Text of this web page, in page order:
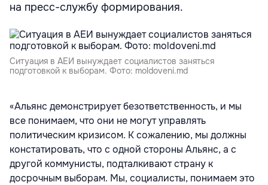
на пресс-службу формирования.
Ситуация в АЕИ вынуждает социалистов заняться
подготовкой к выборам. Фото: moldoveni.md
«Альянс демонстрирует безответственность, и мы
все понимаем, что они не могут управлять
политическим кризисом. К сожалению, мы должны
констатировать, что с одной стороны Альянс, а с
другой коммунисты, подталкивают страну к
досрочным выборам. Мы, социалисты, понимаем это